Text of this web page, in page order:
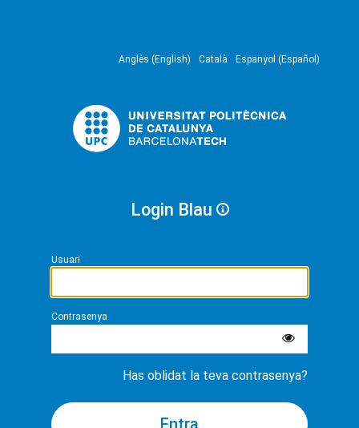
Anglès (English) Català Espanyol (Español)
Login Blau
Usuari
Contrasenya
Has oblidat la teva contrasenya?